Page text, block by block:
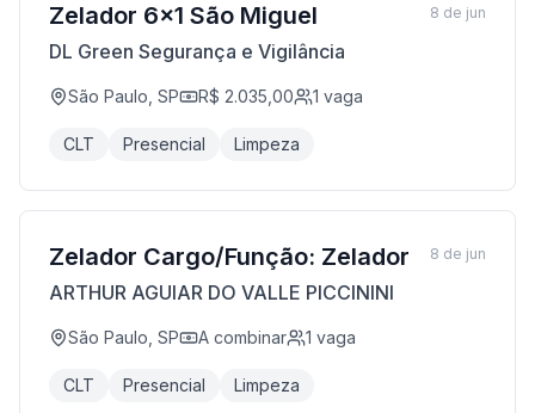
Zelador 6x1 São Miguel
DL Green Segurança e Vigilância
São Paulo, SP R$ 2.035,00 1 vaga
CLT Presencial Limpeza
8 de jun
Zelador Cargo/Função: Zelador
ARTHUR AGUIAR DO VALLE PICCININI
São Paulo, SP A combinar 1 vaga
CLT Presencial Limpeza
8 de jun